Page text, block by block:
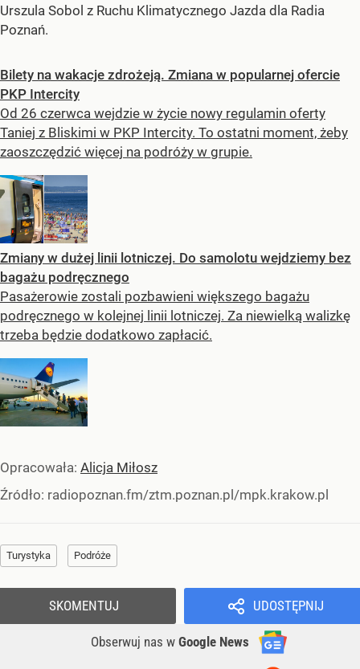
Urszula Sobol z Ruchu Klimatycznego Jazda dla Radia
Poznań.
Bilety na wakacje zdrożeją. Zmiana w popularnej ofercie
PKP Intercity
Od 26 czerwca wejdzie w życie nowy regulamin oferty
Taniej z Bliskimi w PKP Intercity. To ostatni moment, żeby
zaoszczędzić więcej na podróży w grupie.
Zmiany w dużej linii lotniczej. Do samolotu wejdziemy bez
bagażu podręcznego
Pasażerowie zostali pozbawieni większego bagażu
podręcznego w kolejnej linii lotniczej. Za niewielką walizkę
trzeba będzie dodatkowo zapłacić.
Opracowała: Alicja Miłosz
Źródło: radiopoznan.fm/ztm.poznan.pl/mpk.krakow.pl
Turystyka Podróże
UDOSTĘPNIJ
Obserwuj nas w Google News
SKOMENTUJ